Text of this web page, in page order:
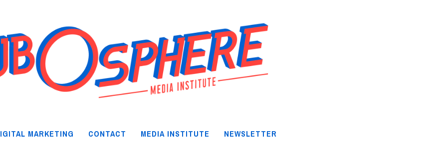
MARKETING CONTACT MEDIA INSTITUTE NEWSLETTER